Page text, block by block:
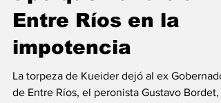
tipo que hundió a
Entre Ríos en la
La torpeza de Kueider dejó al ex